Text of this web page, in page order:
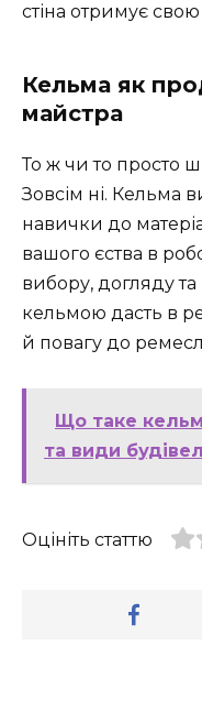
стіна отримує свою
Кельма як
майстра
То ж чи то просто
Зовсім ні. Кельма
навички до
вашого єства в
вибору, догляду
кельмою дасть в
й повагу до
Що таке
та види
Оцініть статтю